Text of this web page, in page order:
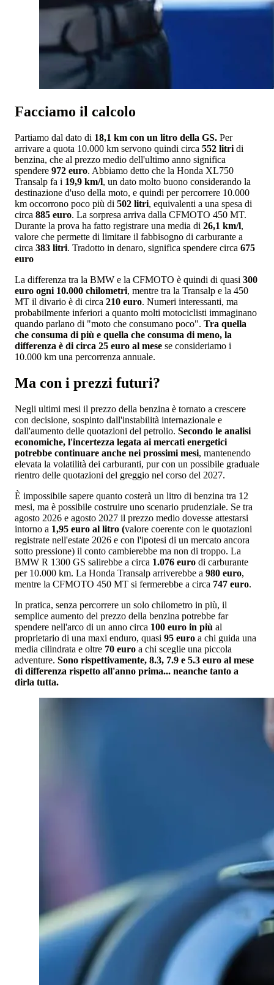
Facciamo il calcolo
Partiamo dal dato di 18,1 km con un litro della GS. Per
arrivare a quota 10.000 km servono quindi circa 552 litri di
benzina, che al prezzo medio dell'ultimo anno significa
spendere 972 euro. Abbiamo detto che la Honda XL750
Transalp fa i 19,9 km/l, un dato molto buono considerando la
destinazione d'uso della moto, e quindi per percorrere 10.000
km occorrono poco più di 502 litri, equivalenti a una spesa di
circa 885 euro. La sorpresa arriva dalla CFMOTO 450 MT.
Durante la prova ha fatto registrare una media di 26,1 km/l,
valore che permette di limitare il fabbisogno di carburante a
circa 383 litri. Tradotto in denaro, significa spendere circa 675
euro
La differenza tra la BMW e la CFMOTO è quindi di quasi 300
euro ogni 10.000 chilometri, mentre tra la Transalp e la 450
MT il divario è di circa 210 euro. Numeri interessanti, ma
probabilmente inferiori a quanto molti motociclisti immaginano
quando parlano di "moto che consumano poco". Tra quella
che consuma di più e quella che consuma di meno, la
differenza è di circa 25 euro al mese se consideriamo i
10.000 km una percorrenza annuale.
Ma con i prezzi futuri?
Negli ultimi mesi il prezzo della benzina è tornato a crescere
con decisione, sospinto dall'instabilità internazionale e
dall'aumento delle quotazioni del petrolio. Secondo le analisi
economiche, l'incertezza legata ai mercati energetici
potrebbe continuare anche nei prossimi mesi, mantenendo
elevata la volatilità dei carburanti, pur con un possibile graduale
rientro delle quotazioni del greggio nel corso del 2027.
È impossibile sapere quanto costerà un litro di benzina tra 12
mesi, ma è possibile costruire uno scenario prudenziale. Se tra
agosto 2026 e agosto 2027 il prezzo medio dovesse attestarsi
intorno a 1,95 euro al litro (valore coerente con le quotazioni
registrate nell'estate 2026 e con l'ipotesi di un mercato ancora
sotto pressione) il conto cambierebbe ma non di troppo. La
BMW R 1300 GS salirebbe a circa 1.076 euro di carburante
per 10.000 km. La Honda Transalp arriverebbe a 980 euro,
mentre la CFMOTO 450 MT si fermerebbe a circa 747 euro.
In pratica, senza percorrere un solo chilometro in più, il
semplice aumento del prezzo della benzina potrebbe far
spendere nell'arco di un anno circa 100 euro in più al
proprietario di una maxi enduro, quasi 95 euro a chi guida una
media cilindrata e oltre 70 euro a chi sceglie una piccola
adventure. Sono rispettivamente, 8.3, 7.9 e 5.3 euro al mese
di differenza rispetto all'anno prima... neanche tanto a
dirla tutta.